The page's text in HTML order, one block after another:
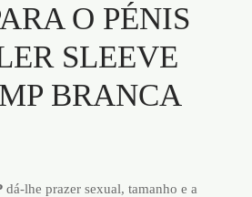
O PÉNIS
SLEEVE
BRANCA
dá-lhe prazer sexual, tamanho e a